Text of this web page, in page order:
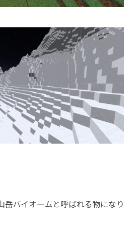
岳バイオームと呼ばれる物になり